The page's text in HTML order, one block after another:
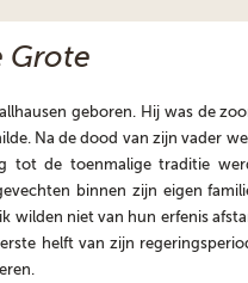
Grote
geboren. Hij was de
Na de dood van zijn vader
tot de toenmalige traditie
binnen zijn eigen
wilden niet van hun erfenis
helft van zijn